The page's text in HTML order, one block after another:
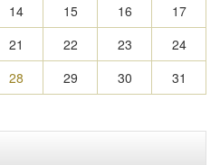
14 15 16
17
21 22 23
24
28 29 30 31